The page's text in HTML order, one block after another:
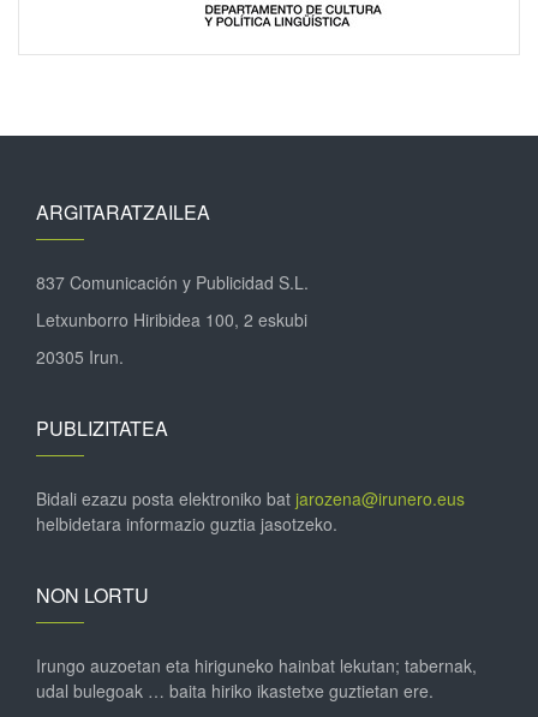
ARGITARATZAILEA
837 Comunicación y Publicidad S.L.
Letxunborro Hiribidea 100, 2 eskubi
20305 Irun.
PUBLIZITATEA
Bidali ezazu posta elektroniko bat jarozena@irunero.eus
helbidetara informazio guztia jasotzeko.
NON LORTU
Irungo auzoetan eta hiriguneko hainbat lekutan; tabernak,
udal bulegoak … baita hiriko ikastetxe guztietan ere.